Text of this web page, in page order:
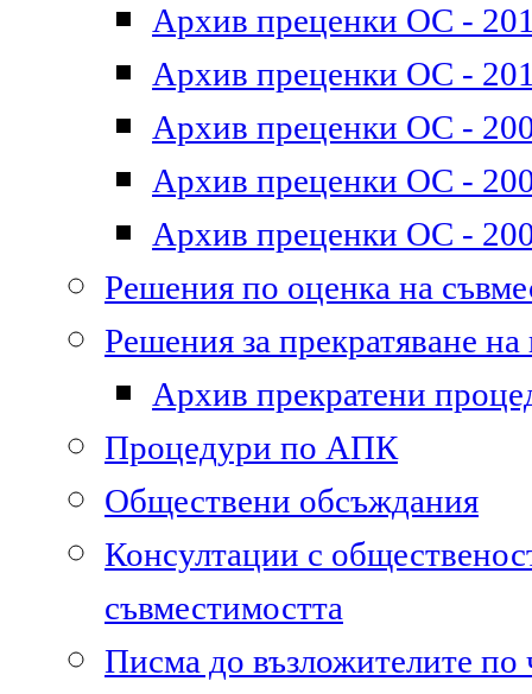
Архив преценки ОС -
Архив преценки ОС -
Архив преценки ОС -
Архив преценки ОС -
Архив преценки ОС -
Решения по оценка на
Решения за прекратяване
Архив прекратени
Процедури по АПК
Обществени обсъждания
Консултации с
съвместимостта
Писма до възложителите по